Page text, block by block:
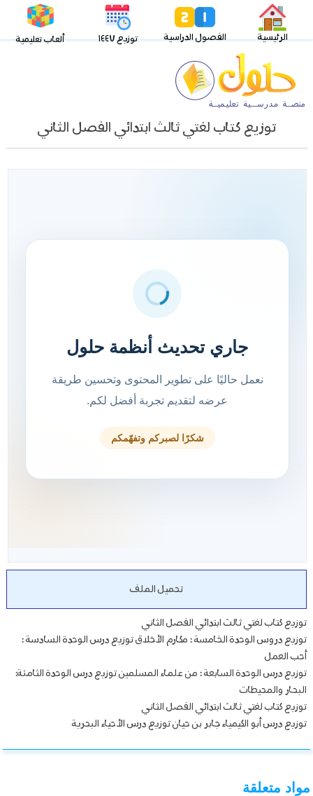
الرئيسية الفصول الدراسية توزيع ١٤٤٧ ألعاب تعليمية
توزيع كتاب لغتي ثالث ابتدائي الفصل الثاني
تحميل الملف
توزيع كتاب لغتي ثالث ابتدائي الفصل الثاني
توزيع دروس الوحدة الخامسة : مكارم الأخلاق توزيع درس الوحدة السادسة :
أحب العمل
توزيع درس الوحدة السابعة : من علماء المسلمين توزيع درس الوحدة الثامنة:
البحار والمحيطات
توزيع كتاب لغتي ثالث ابتدائي الفصل الثاني
توزيع درس أبو الكيمياء جابر بن حيان توزيع درس الأحياء البحرية
مواد متعلقة